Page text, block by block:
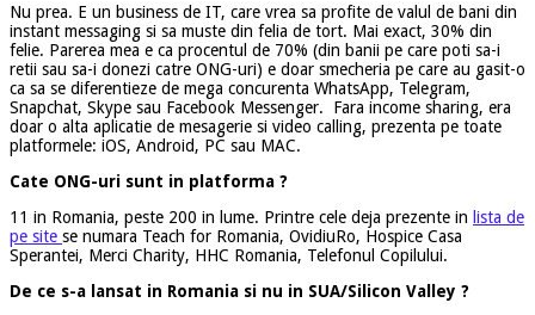
Nu prea. E un business de IT, care vrea sa profite de valul de bani din
instant messaging si sa muste din felia de tort. Mai exact, 30% din
felie. Parerea mea e ca procentul de 70% (din banii pe care poti sa-i
retii sau sa-i donezi catre ONG-uri) e doar smecheria pe care au gasit-o
ca sa se diferentieze de mega concurenta WhatsApp, Telegram,
Snapchat, Skype sau Facebook Messenger. Fara income sharing, era
doar o alta aplicatie de mesagerie si video calling, prezenta pe toate
platformele: iOS, Android, PC sau MAC.
Cate ONG-uri sunt in platforma ?
11 in Romania, peste 200 in lume. Printre cele deja prezente in lista de
pe site se numara Teach for Romania, OvidiuRo, Hospice Casa
Sperantei, Merci Charity, HHC Romania, Telefonul Copilului.
De ce s-a lansat in Romania si nu in SUA/Silicon Valley ?